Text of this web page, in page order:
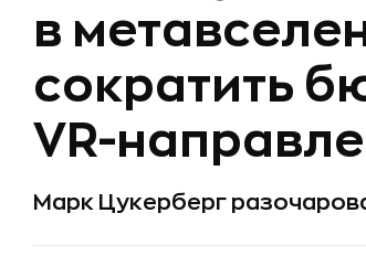
в
сократить
VR-
Марк Цукерберг